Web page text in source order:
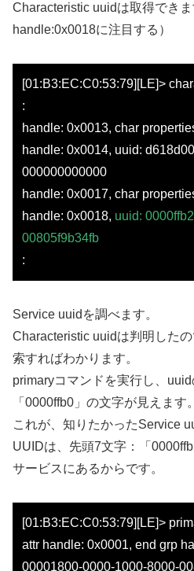
Characteristic uuidは取得でき
handle:0x0018に注目する）
[01:B3:EC:C0:53:79][LE]>
:
handle: 0x0013, char
handle: 0x0014, uuid:
000000000000
handle: 0x0017, char
handle: 0x0018, uuid:
00805f9b34fb
:
Service uuidを調べます。
Characteristic uuidは判明した
索すればわかります。
primaryコマンドを実行し、
「0000ffb0」の文字が見えます。
これが、知りたかったService
UUIDは、先頭7文字：「
サービスにあるからです。
[01:B3:EC:C0:53:79][LE]>
attr handle: 0x0001, end grp
00001800-0000-1000-8000-